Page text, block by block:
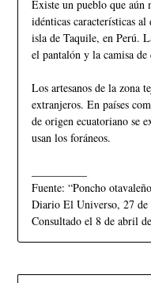
Existe un pueblo que aún
idénticas características
isla de Taquile, en Perú.
el pantalón y la camisa
Los artesanos de la zona
extranjeros. En países
de origen ecuatoriano se
usan los foráneos.
Fuente: “Poncho
Diario El Universo, 27 de
Consultado el 8 de abril